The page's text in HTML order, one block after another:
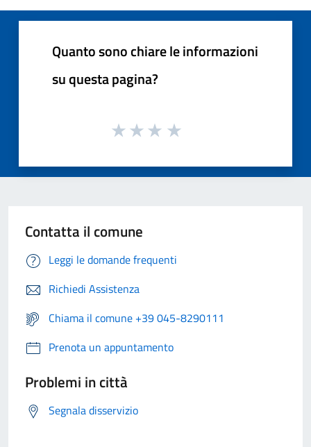
Quanto sono chiare le informazioni
su questa pagina?
Contatta il comune
Leggi le domande frequenti
Richiedi Assistenza
Chiama il comune +39 045-8290111
Prenota un appuntamento
Problemi in città
Segnala disservizio